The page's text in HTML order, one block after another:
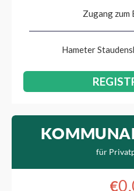
Zugang zum
Hameter
für
€